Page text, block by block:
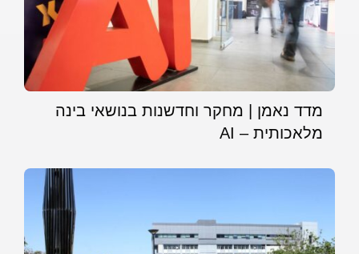
מדד נאמן | מחקר וחדשנות בנושאי בינה
מלאכותית – AI